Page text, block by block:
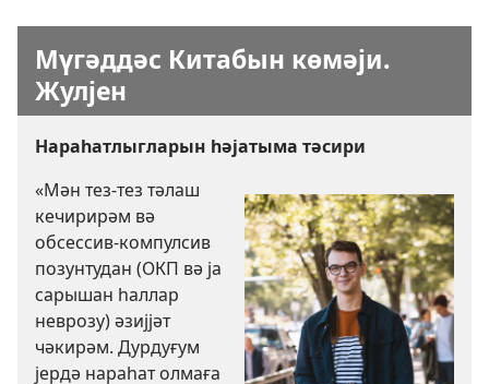
Мүгәддәс Китабын көмәји.
Жулјен
Нараһатлыгларын һәјатыма тәсири
«Мән тез-тез тәлаш
кечирирәм вә
обсессив-компулсив
позунтудан (ОКП вә ја
сарышан һаллар
неврозу) әзијјәт
чәкирәм. Дурдуғум
јердә нараһат олмаға